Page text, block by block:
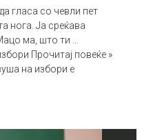
гласа со чевли пет
нога. Ја среќава
ма, што ти …
Прочитај повеќе »
на избори е